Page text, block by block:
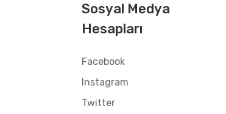
Sosyal Medya
Hesapları
Facebook
Instagram
Twitter